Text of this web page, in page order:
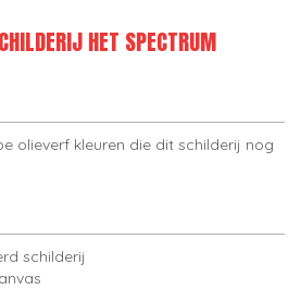
HET SPECTRUM
olieverf kleuren die dit schilderij nog
schilderij